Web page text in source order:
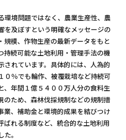
環境問題ではなく、農業生産性、農
を及ぼすという明確なメッセージの
規模、作物生産の最新データをもと
持続可能な土地利用・管理手法の機
されています。具体的には、人為的
０％でも輪作、被覆栽培など持続可
、年間１億５４００万人分の食料生
のため、森林伐採規制などの規制措
業、補助金と環境的成果を結びつけ
ばれる制度など、統合的な土地利用
。